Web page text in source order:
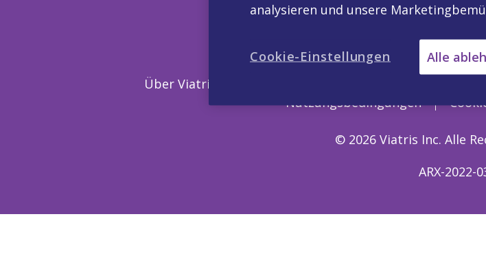
Folgen Sie
Über Viatris
Nutzungsbedingungen
© 2026 Viatris Inc. Alle
ARX-2022-
analysieren und unsere
Alle
Cookie-Einstellungen